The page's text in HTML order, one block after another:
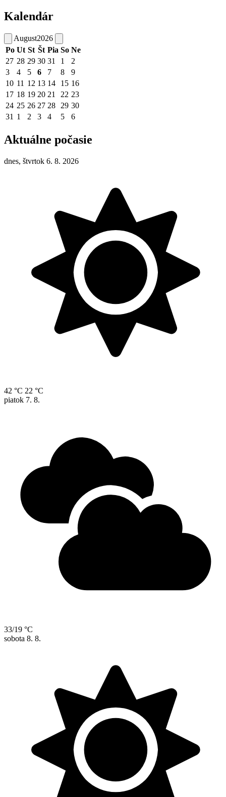
Kalendár
August2026
Po Ut St Št Pia So Ne
27 28 29 30 31 1
2
3
4 5 6 7 8
9
10 11 12 13 14 15 16
17 18 19 20 21 22 23
24 25 26 27 28 29 30
31 1 2 3 4 5 6
Aktuálne počasie
dnes, štvrtok 6. 8. 2026
42 °C 22 °C
piatok 7. 8.
33/19 °C
sobota 8. 8.